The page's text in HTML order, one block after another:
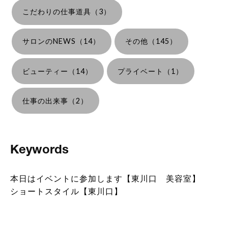
こだわりの仕事道具（3）
サロンのNEWS（14） その他（145）
ビューティー（14） プライベート（1）
仕事の出来事（2）
Keywords
本日はイベントに参加します【東川口 美容室】
ショートスタイル【東川口】